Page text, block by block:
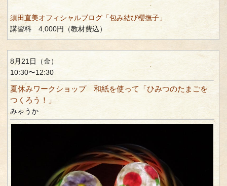
須田直美オフィシャルブログ「包み結び櫻撫子」
講習料 4,000円（教材費込）
8月21日（金）
10:30〜12:30
夏休みワークショップ 和紙を使って「ひみつのたまごを
つくろう！」
みゃうか